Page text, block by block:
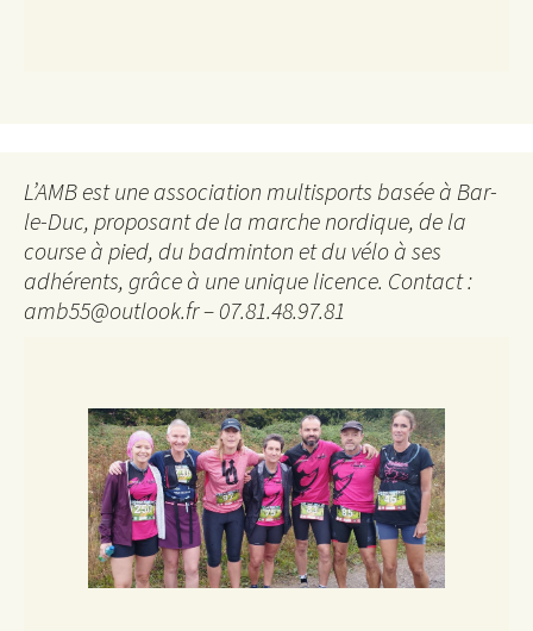
L’AMB est une association multisports basée à Bar-
le-Duc, proposant de la marche nordique, de la
course à pied, du badminton et du vélo à ses
adhérents, grâce à une unique licence. Contact :
amb55@outlook.fr – 07.81.48.97.81